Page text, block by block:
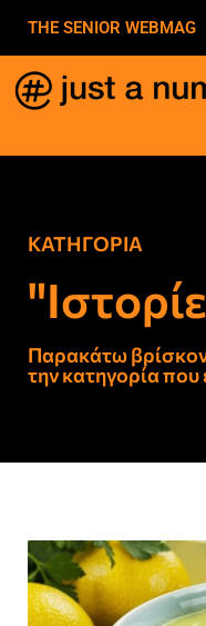
THE SENIOR WEBMAG
ΚΑΤΗΓΟΡΙΑ
Παρακάτω
την κατηγορία που